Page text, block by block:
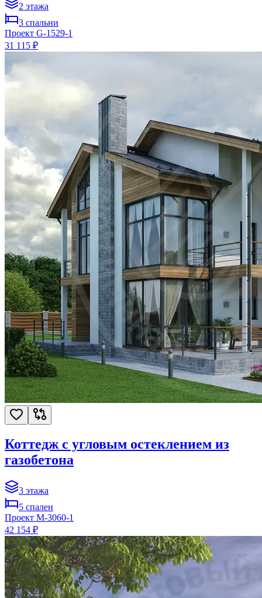
2 этажа
3 спальни
Проект G-1529-1
31 115 ₽
Коттедж с угловым остеклением из
газобетона
3 этажа
5 спален
Проект M-3060-1
42 154 ₽